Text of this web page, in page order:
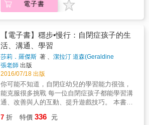
筆。」&mdash;&mdash;烏妲・弗瑞斯（Uta
病，不論是身體還是精神，我們習慣用『戰
勝』、『根治』這些用語。然而，有許多『疾
病」是無法『除掉』的，自閉症是其中一種。
對於孩子診斷出自閉症的家長而言，『矯
正』、『早療』和『融合教育』造成的身體、
心理及經濟壓力， 在這本書裡得到了同理
&mdash;&mdash;『接受』原來是最好的治
療。 融合的最終意義不是單方面改變他們的障
礙，而是社會給他們多一點包容和空間，讓這
些落入凡間的星星王子和公主，能夠『找到族
（MRI）為例，除了闡述自身經驗，也解說多
的障礙，提供了可能的解釋。 此外，自閉症的
基因有如一片深不可測的沼澤，控制大腦發展
的基因碼有許多微小的變異。到底引起自閉症
的是負面的風險基因，還是會受環境影響的中
性基因？天寶博士以淺白的語言，為讀者介紹
最新的遺傳學研究。 既然大腦、基因都是先天
的條件，自閉症患者和親友在後天能做什麼努
力呢？ 天寶博士從最新的研究中發現，人們的
思考類型應分為三類：語言思考、圖像思考，
以及她最新發現的模式思考。了解自己是哪一
電子書
【電子書】穩步•慢行：自閉症孩子的生
活、溝通、學習
莎莉．羅傑斯 著 、潔拉汀 道森(Geraldine
Dawson著
張老師 出版
2016/07/18 出版
你可能不知道，自閉症幼兒的學習能力很強，
能克服很多挑戰 每一位自閉症孩子都能學習溝
通、改善與人的互動、提升遊戲技巧。 本書以
習納入每天的日常活動，尤其是融入遊戲中，
7 折 特價 336 元